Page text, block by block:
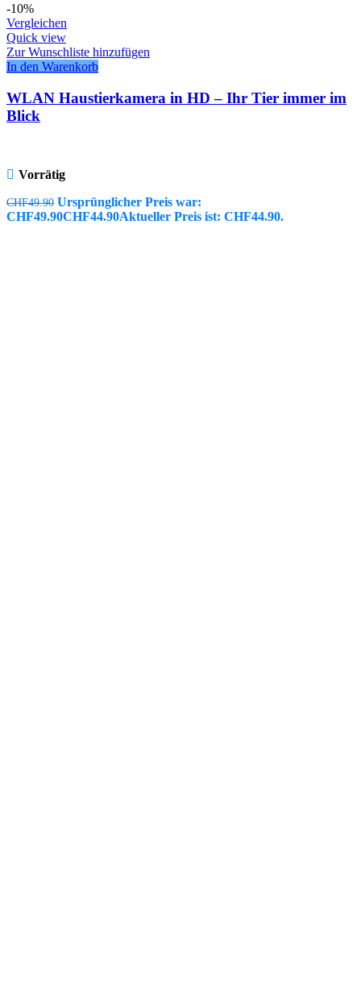
-10%
Vergleichen
Quick view
Zur Wunschliste hinzufügen
In den Warenkorb
WLAN Haustierkamera in HD – Ihr Tier immer im
Blick
Vorrätig
CHF49.90 Ursprünglicher Preis war:
CHF49.90CHF44.90Aktueller Preis ist: CHF44.90.